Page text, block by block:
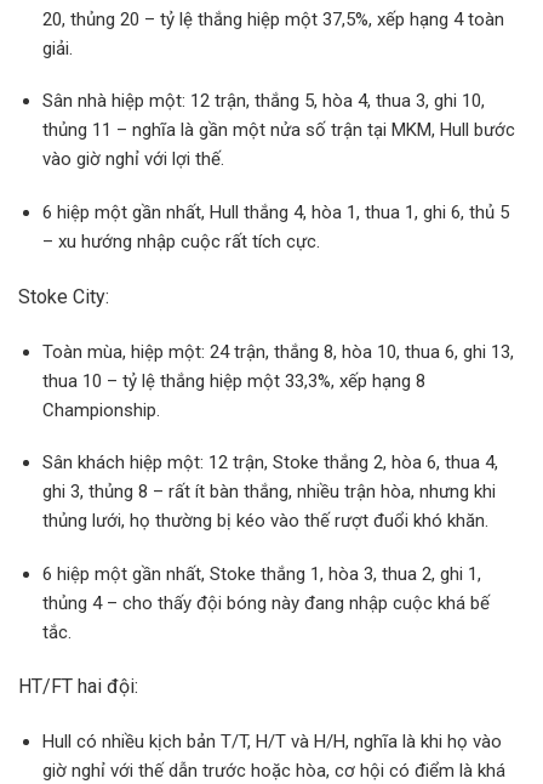
20, thủng 20 – tỷ lệ thắng hiệp một 37,5%, xếp hạng 4 toàn
giải.
Sân nhà hiệp một: 12 trận, thắng 5, hòa 4, thua 3, ghi 10,
thủng 11 – nghĩa là gần một nửa số trận tại MKM, Hull bước
vào giờ nghỉ với lợi thế.
6 hiệp một gần nhất, Hull thắng 4, hòa 1, thua 1, ghi 6, thủ 5
– xu hướng nhập cuộc rất tích cực.
Stoke City:
Toàn mùa, hiệp một: 24 trận, thắng 8, hòa 10, thua 6, ghi 13,
thua 10 – tỷ lệ thắng hiệp một 33,3%, xếp hạng 8
Championship.
Sân khách hiệp một: 12 trận, Stoke thắng 2, hòa 6, thua 4,
ghi 3, thủng 8 – rất ít bàn thắng, nhiều trận hòa, nhưng khi
thủng lưới, họ thường bị kéo vào thế rượt đuổi khó khăn.
6 hiệp một gần nhất, Stoke thắng 1, hòa 3, thua 2, ghi 1,
thủng 4 – cho thấy đội bóng này đang nhập cuộc khá bế
tắc.
HT/FT hai đội:
Hull có nhiều kịch bản T/T, H/T và H/H, nghĩa là khi họ vào
giờ nghỉ với thế dẫn trước hoặc hòa, cơ hội có điểm là khá